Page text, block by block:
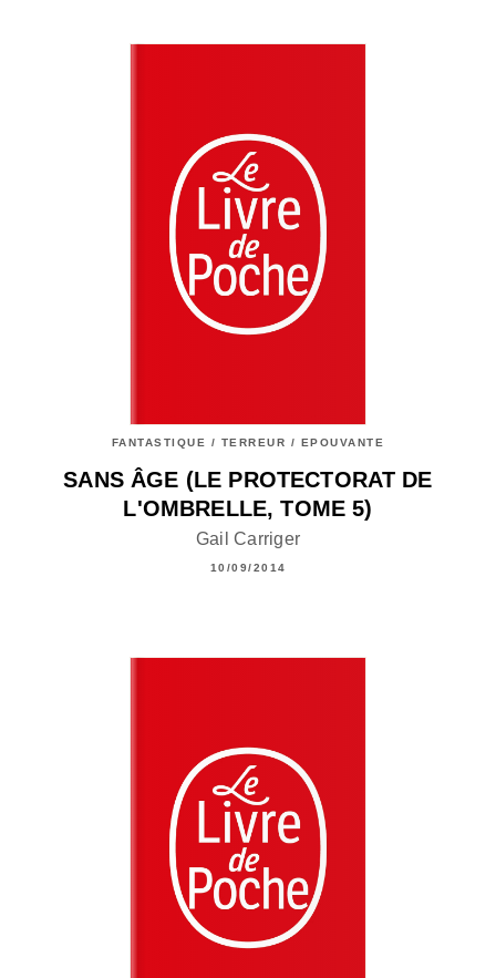
FANTASTIQUE / TERREUR / EPOUVANTE
SANS ÂGE (LE PROTECTORAT DE
L'OMBRELLE, TOME 5)
Gail Carriger
10/09/2014